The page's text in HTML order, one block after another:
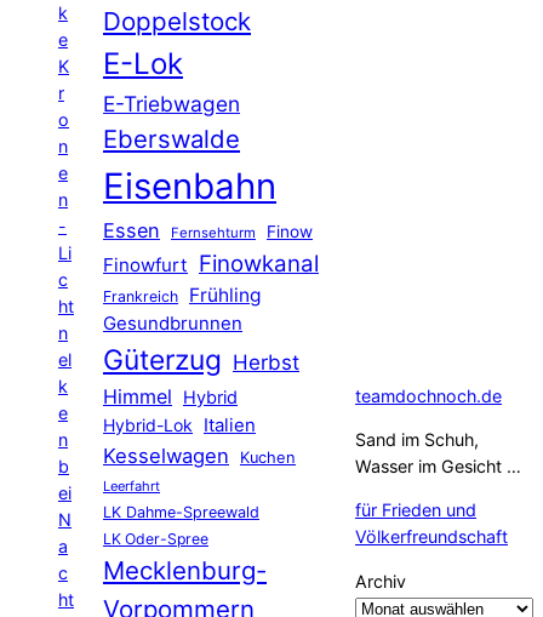
k
e
K
r
o
n
e
n
-
Li
c
ht
n
el
k
e
n
b
ei
N
a
c
ht
Doppelstock
E-Lok
E-Triebwagen
Eberswalde
Eisenbahn
Essen Fernsehturm Finow
Finowfurt Finowkanal
Frankreich Frühling
Gesundbrunnen
Güterzug Herbst
Himmel
Hybrid
Hybrid-Lok Italien
Kesselwagen Kuchen
Leerfahrt
LK Dahme-Spreewald
LK Oder-Spree
Mecklenburg-
Vorpommern
teamdochnoch.de
Sand im Schuh,
Wasser im Gesicht …
für Frieden und
Völkerfreundschaft
Archiv